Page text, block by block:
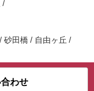
/
/ 砂田橋 / 自由ヶ丘 /
わせ